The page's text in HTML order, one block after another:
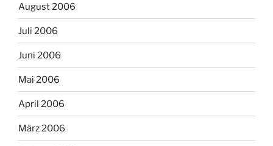
August 2006
Juli 2006
Juni 2006
Mai 2006
April 2006
März 2006